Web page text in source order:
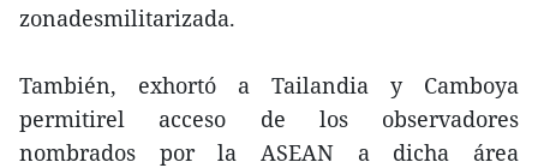
zonadesmilitarizada.
También, exhortó a Tailandia y Camboya
permitirel acceso de los observadores
nombrados por la ASEAN a dicha área